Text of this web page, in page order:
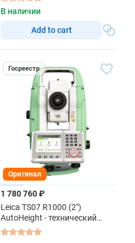
В наличии
Add to cart
Госреестр
Оригинал
1 780 760 ₽
Leica TS07 R1000 (2")
AutoHeight - технический
тахеометр